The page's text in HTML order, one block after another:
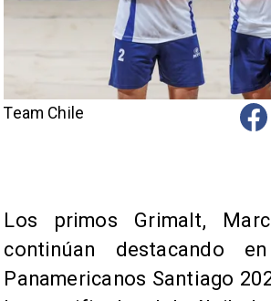
Team Chile
​Los primos Grimalt,
continúan destacando
Panamericanos Santiago